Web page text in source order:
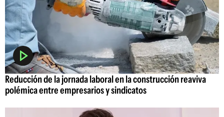
Reducción de la jornada laboral en la construcción reaviva
polémica entre empresarios y sindicatos